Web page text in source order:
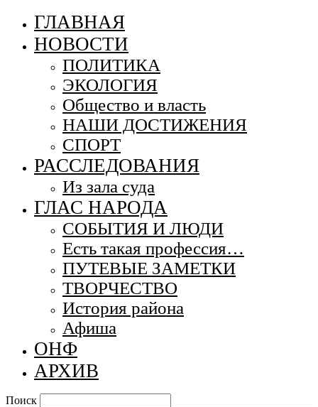
ГЛАВНАЯ
НОВОСТИ
ПОЛИТИКА
ЭКОЛОГИЯ
Общество и власть
НАШИ ДОСТИЖЕНИЯ
СПОРТ
РАССЛЕДОВАНИЯ
Из зала суда
ГЛАС НАРОДА
СОБЫТИЯ И ЛЮДИ
Есть такая профессия…
ПУТЕВЫЕ ЗАМЕТКИ
ТВОРЧЕСТВО
История района
Афиша
ОНФ
АРХИВ
Поиск